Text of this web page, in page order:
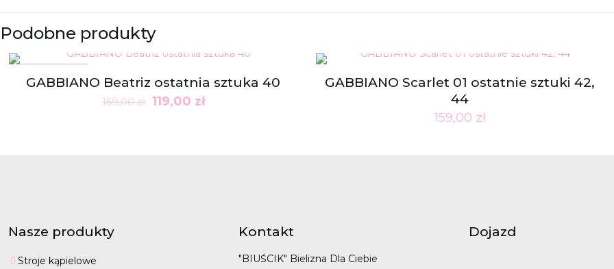
Podobne produkty
GABBIANO Beatriz ostatnia sztuka 40
159,00zł Pierwotna
119,00 złAktualna
GABBIANO Scarlet 01 ostatnie sztuki 42,
44
159,00 zł
Nasze produkty
Stroje kąpielowe
Kontakt
"BIUŚCIK" Bielizna Dla Ciebie
Dojazd